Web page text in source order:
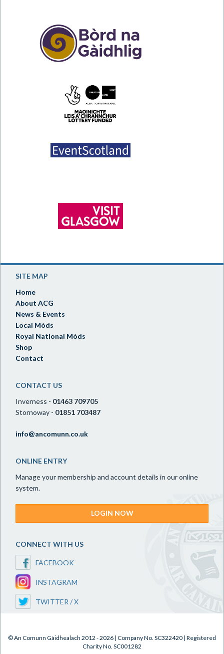
SITE MAP
Home
About ACG
News & Events
Local Mòds
Royal National Mòds
Shop
Contact
CONTACT US
Inverness - 01463 709705
Stornoway - 01851 703487
info@ancomunn.co.uk
ONLINE ENTRY
Manage your membership and account details in our online
system.
LOGIN NOW
CONNECT WITH US
FACEBOOK
INSTAGRAM
TWITTER / X
© An Comunn Gàidhealach 2012 - 2026 | Company No. SC322420 | Registered
Charity No. SC001282